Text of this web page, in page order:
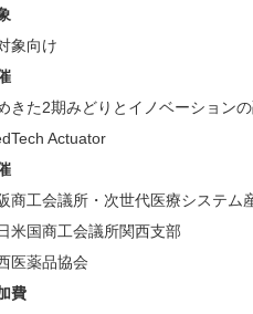
象向け
きた2期みどりとイノベーション
Actuator
商工会議所・次世代医療システム
米国商工会議所関西支部
医薬品協会
費